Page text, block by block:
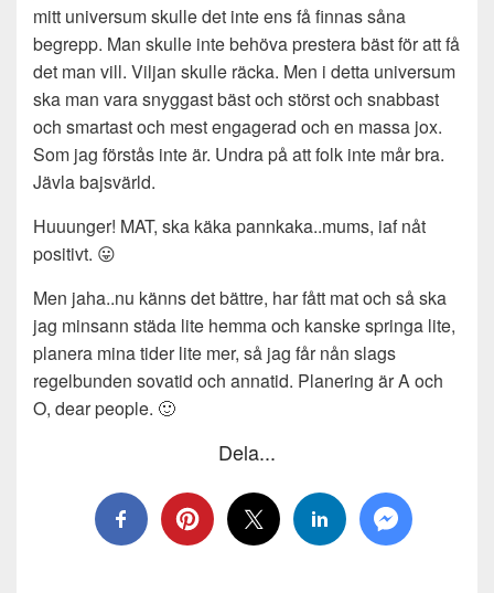
mitt universum skulle det inte ens få finnas såna
begrepp. Man skulle inte behöva prestera bäst för att få
det man vill. Viljan skulle räcka. Men i detta universum
ska man vara snyggast bäst och störst och snabbast
och smartast och mest engagerad och en massa jox.
Som jag förstås inte är. Undra på att folk inte mår bra.
Jävla bajsvärld.
Huuunger! MAT, ska käka pannkaka..mums, iaf nåt
positivt. 😛
Men jaha..nu känns det bättre, har fått mat och så ska
jag minsann städa lite hemma och kanske springa lite,
planera mina tider lite mer, så jag får nån slags
regelbunden sovatid och annatid. Planering är A och
O, dear people. 🙂
Dela...